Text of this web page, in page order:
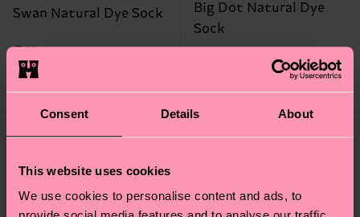
Consent Details About
This website uses cookies
We use cookies to personalise content and ads, to
Swan Natural Dye Sock
€ 14
AUF LAGER
BIOBAUMWOLLE
Big Dot Natural Dye
Sock
BIOBAUMWOLLE